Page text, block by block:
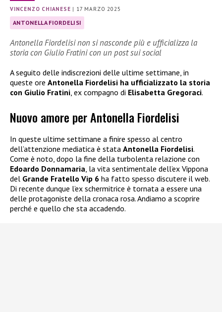
VINCENZO CHIANESE | 17 MARZO 2025
ANTONELLA FIORDELISI
Antonella Fiordelisi non si nasconde più e ufficializza la
storia con Giulio Fratini con un post sui social
A seguito delle indiscrezioni delle ultime settimane, in
queste ore Antonella Fiordelisi ha ufficializzato la storia
con Giulio Fratini , ex compagno di Elisabetta Gregoraci.
Nuovo amore per Antonella Fiordelisi
In queste ultime settimane a finire spesso al centro
dell’attenzione mediatica è stata Antonella Fiordelisi.
Come è noto, dopo la fine della turbolenta relazione con
Edoardo Donnamaria, la vita sentimentale dell’ex Vippona
del Grande Fratello Vip 6 ha fatto spesso discutere il web.
Di recente dunque l’ex schermitrice è tornata a essere una
delle protagoniste della cronaca rosa. Andiamo a scoprire
perché e quello che sta accadendo.